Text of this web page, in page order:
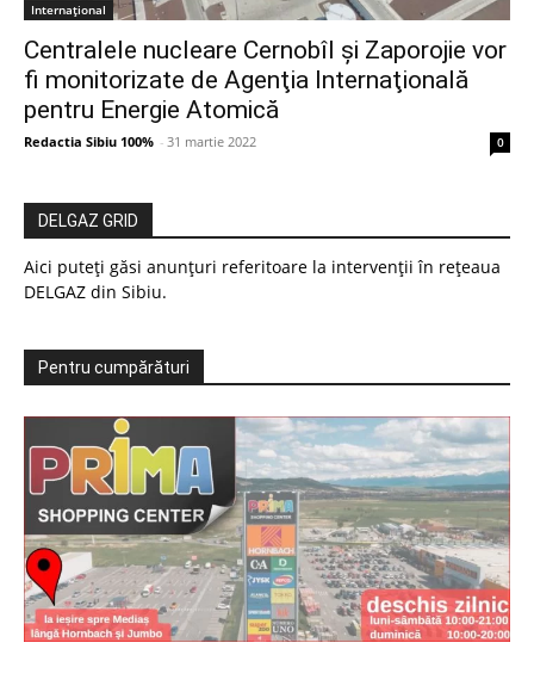
Internațional
Centralele nucleare Cernobîl şi Zaporojie vor
fi monitorizate de Agenţia Internaţională
pentru Energie Atomică
Redactia Sibiu 100% - 31 martie 2022 0
DELGAZ GRID
Aici puteți găsi anunțuri referitoare la intervenții în rețeaua
DELGAZ din Sibiu.
Pentru cumpărături